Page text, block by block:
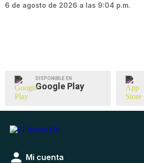
6 de agosto de 2026 a las 9:04 p.m.
DISPONIBLE EN
Google Play
Mi cuenta